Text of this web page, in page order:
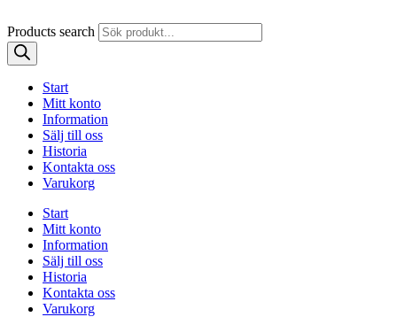
Products search
Start
Mitt konto
Information
Sälj till oss
Historia
Kontakta oss
Varukorg
Start
Mitt konto
Information
Sälj till oss
Historia
Kontakta oss
Varukorg